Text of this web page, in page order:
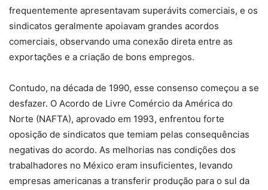
frequentemente apresentavam superávits comerciais, e os
sindicatos geralmente apoiavam grandes acordos
comerciais, observando uma conexão direta entre as
exportações e a criação de bons empregos.
Contudo, na década de 1990, esse consenso começou a se
desfazer. O Acordo de Livre Comércio da América do
Norte (NAFTA), aprovado em 1993, enfrentou forte
oposição de sindicatos que temiam pelas consequências
negativas do acordo. As melhorias nas condições dos
trabalhadores no México eram insuficientes, levando
empresas americanas a transferir produção para o sul da